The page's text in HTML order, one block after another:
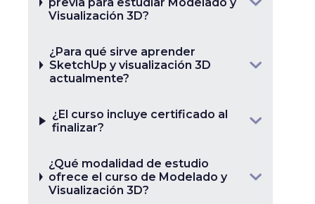
Visualización 3D?
¿Para qué sirve aprender
SketchUp y visualización 3D
actualmente?
¿El curso incluye certificado al
finalizar?
¿Qué modalidad de estudio
ofrece el curso de Modelado y
Visualización 3D?